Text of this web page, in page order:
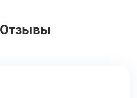
Отзывы